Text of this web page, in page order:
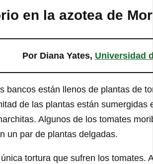
en la azotea de
Por Diana Yates, Universidad
bancos están llenos de plantas de
de las plantas están
Algunos de los tomates
un par de plantas delgadas.
tortura que sufren los tomates.